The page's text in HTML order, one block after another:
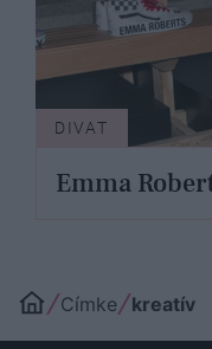
DIVAT
Emma
Címke kreatív